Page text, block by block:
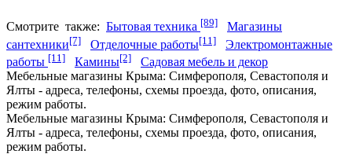
Смотрите также: Бытовая техника [89]
Магазины
сантехники[7] Отделочные работы[11]
Электромонтажные
работы [11] Камины[2]
Садовая мебель и декор
Мебельные магазины Крыма: Симферополя, Севастополя и
Ялты - адреса, телефоны, схемы проезда, фото, описания,
режим работы.
Мебельные магазины Крыма: Симферополя, Севастополя и
Ялты - адреса, телефоны, схемы проезда, фото, описания,
режим работы.